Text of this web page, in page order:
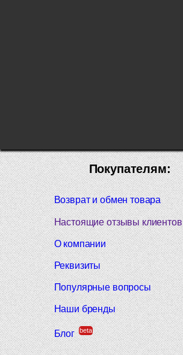
Покупателям:
Возврат и обмен товара
Настоящие отзывы клиентов
О компании
Реквизиты
Популярные вопросы
Наши бренды
Блог beta